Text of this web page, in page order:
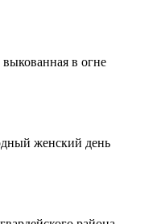
в огне
женский день